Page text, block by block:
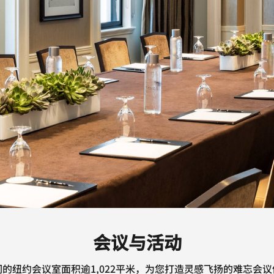
会议与活动
纽约会议室面积逾1,022平米，为您打造灵感飞扬的难忘会